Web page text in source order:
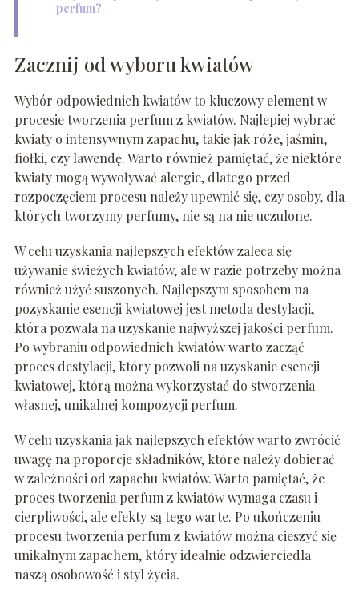
perfum?
Zacznij od wyboru kwiatów
Wybór odpowiednich kwiatów to kluczowy element w
procesie tworzenia perfum z kwiatów. Najlepiej wybrać
kwiaty o intensywnym zapachu, takie jak róże, jaśmin,
fiołki, czy lawendę. Warto również pamiętać, że niektóre
kwiaty mogą wywoływać alergie, dlatego przed
rozpoczęciem procesu należy upewnić się, czy osoby, dla
których tworzymy perfumy, nie są na nie uczulone.
W celu uzyskania najlepszych efektów zaleca się
używanie świeżych kwiatów, ale w razie potrzeby można
również użyć suszonych. Najlepszym sposobem na
pozyskanie esencji kwiatowej jest metoda destylacji,
która pozwala na uzyskanie najwyższej jakości perfum.
Po wybraniu odpowiednich kwiatów warto zacząć
proces destylacji, który pozwoli na uzyskanie esencji
kwiatowej, którą można wykorzystać do stworzenia
własnej, unikalnej kompozycji perfum.
W celu uzyskania jak najlepszych efektów warto zwrócić
uwagę na proporcje składników, które należy dobierać
w zależności od zapachu kwiatów. Warto pamiętać, że
proces tworzenia perfum z kwiatów wymaga czasu i
cierpliwości, ale efekty są tego warte. Po ukończeniu
procesu tworzenia perfum z kwiatów można cieszyć się
unikalnym zapachem, który idealnie odzwierciedla
naszą osobowość i styl życia.